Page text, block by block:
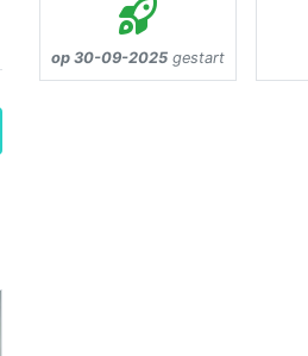
op 30-09-2025 gestart